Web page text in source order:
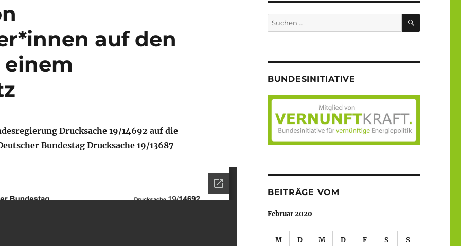
auf den
Drucksache 19/14692 auf die
Bundestag Drucksache 19/13687
Suche
nach:
SUCHEN
BUNDESINITIATIVE
BEITRÄGE VOM
Februar 2020
M D M D F S S